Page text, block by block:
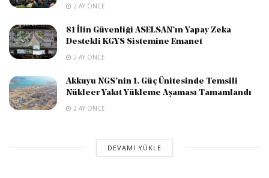
2 AY ÖNCE
81 İlin Güvenliği ASELSAN’ın Yapay Zeka
Destekli KGYS Sistemine Emanet
2 AY ÖNCE
Akkuyu NGS’nin 1. Güç Ünitesinde Temsili
Nükleer Yakıt Yükleme Aşaması Tamamlandı
2 AY ÖNCE
DEVAMI YÜKLE